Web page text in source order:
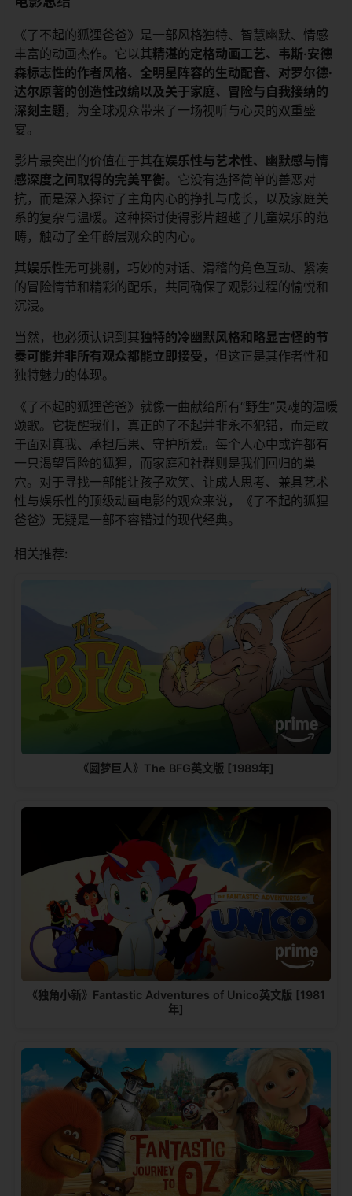
《了不起的狐狸爸爸》是一部风格独特、智慧幽默、情感
丰富的动画杰作。它以其​​精湛的定格动画工艺、韦斯·安德
森标志性的作者风格、全明星阵容的生动配音、对罗尔德·
达尔原著的创造性改编以及关于家庭、冒险与自我接纳的
深刻主题​ ​，为全球观众带来了一场视听与心灵的双重盛
宴。
影片最突出的价值在于其​​在娱乐性与艺术性、幽默感与情
感深度之间取得的完美平衡​​。它没有选择简单的善恶对
抗，而是深入探讨了主角内心的挣扎与成长，以及家庭关
系的复杂与温暖。这种探讨使得影片超越了儿童娱乐的范
畴，触动了全年龄层观众的内心。
其​​娱乐性​​无可挑剔，巧妙的对话、滑稽的角色互动、紧凑
的冒险情节和精彩的配乐，共同确保了观影过程的愉悦和
沉浸。
当然，也必须认识到其​​独特的冷幽默风格和略显古怪的节
奏可能并非所有观众都能立即接受​ ​，但这正是其作者性和
独特魅力的体现。
《了不起的狐狸爸爸》就像一曲献给所有“野生”灵魂的温暖
颂歌。它提醒我们，真正的了不起并非永不犯错，而是敢
于面对真我、承担后果、守护所爱。每个人心中或许都有
一只渴望冒险的狐狸，而家庭和社群则是我们回归的巢
穴。对于寻找一部能让孩子欢笑、让成人思考、兼具艺术
性与娱乐性的顶级动画电影的观众来说，《了不起的狐狸
爸爸》无疑是一部不容错过的现代经典。
相关推荐:
《圆梦巨人》The BFG英文版 [1989年]
《独角小新》Fantastic Adventures of Unico英文版 [1981
年]